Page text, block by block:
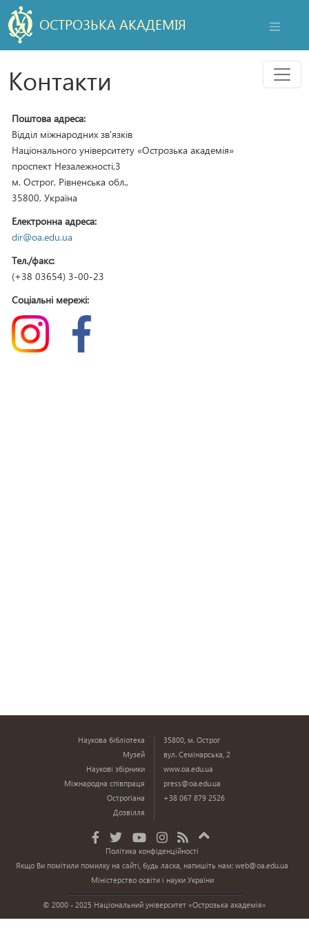
ОСТРОЗЬКА АКАДЕМІЯ
Контакти Меню
Поштова адреса:
Відділ міжнародних зв'язків
Національного університету «Острозька академія»
проспект Незалежності,3
м. Острог, Рівненська обл.,
35800, Україна
Електронна адреса:
dir@oa.edu.ua
Тел./факс:
(+38 03654) 3-00-23
Соціальні мережі:
Наукова бібліотека
Музей
Наукові збірники
Міжнародна співпраця
Острогіана
Дозвілля
35800, м. Острог
вул. Семінарська, 2
www.oa.edu.ua
press@oa.edu.ua
+38 067 879 2526
Політика конфіденційності
Якщо Ви помітили помилку на сайті, будь ласка, напишіть нам:web@oa.edu.ua
Міністерство освіти і науки України
© 2000 - 2025 Національний університет «Острозька академія»